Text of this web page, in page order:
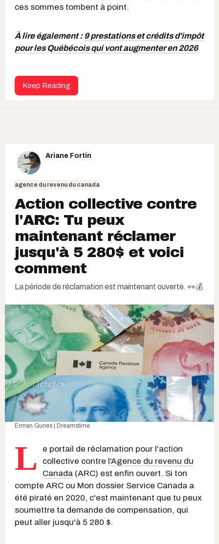
ces sommes tombent à point.
À lire également :9 prestations et crédits d'impôt
pour les Québécois qui vont augmenter en 2026
Keep Reading
Ariane Fortin
agence du revenu du canada
Action collective contre
l'ARC: Tu peux
maintenant réclamer
jusqu'à 5 280$ et voici
comment
La période de réclamation est maintenant ouverte. 👀💰
Erman Gunes | Dreamstime
L
e portail de réclamation pour l'action
collective contre l'Agence du revenu du
Canada (ARC) est enfin ouvert. Si ton
compte ARC ou Mon dossier Service Canada a
été piraté en 2020, c'est maintenant que tu peux
soumettre ta demande de compensation, qui
peut aller jusqu'à 5 280 $.